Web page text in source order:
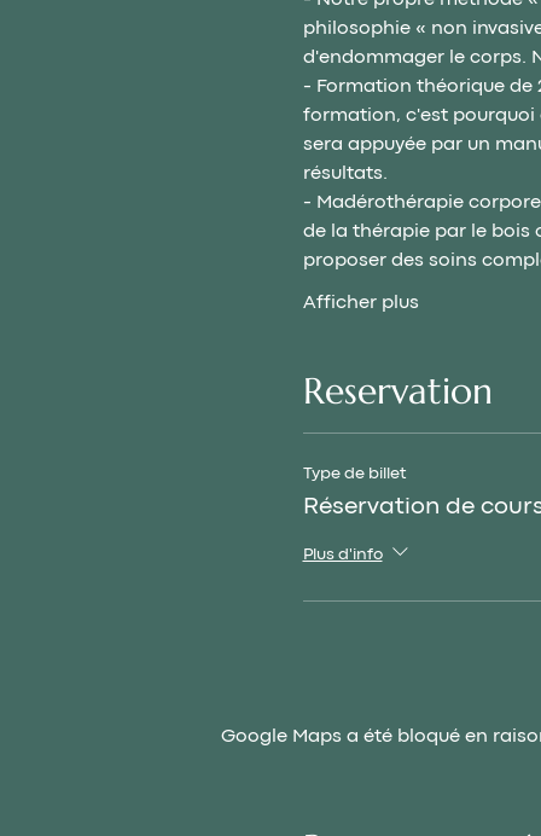
philosophie « non
d'endommager le corps.
- Formation théorique de
formation, c'est pourquoi
sera appuyée par un
résultats.
- Madérothérapie
de la thérapie par le bois
proposer des soins
Afficher plus
Reservation
Type de billet
Réservation de
Plus d'info
Google Maps a été bloqué en